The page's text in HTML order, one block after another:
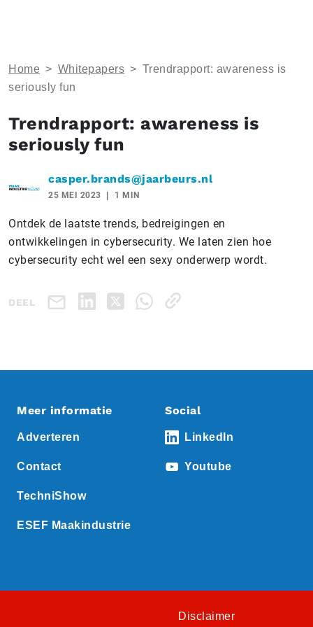
Home > Whitepapers > Trendrapport: awareness is
seriously fun
Trendrapport: awareness is
seriously fun
casper.brands@jaarbeurs.nl
25 MEI 2023 1 MIN
Ontdek de laatste trends, bedreigingen en
ontwikkelingen in cybersecurity. We laten zien hoe
cybersecurity echt wel een sexy onderwerp wordt.
DEEL
Meer informatie
Adverteren
Contact
TechniShow
ESEF Maakindustrie
Social
LinkedIn
Youtube
Disclaimer